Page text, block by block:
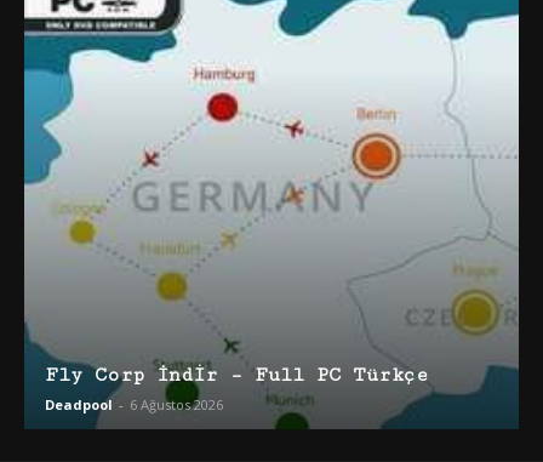
Fly Corp İndir – Full PC Türkçe
Deadpool - 6 Ağustos 2026